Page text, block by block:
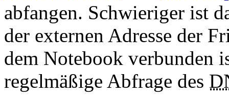
abfangen. Schwieriger ist
der externen Adresse der
dem Notebook verbunden
regelmäßige Abfrage des